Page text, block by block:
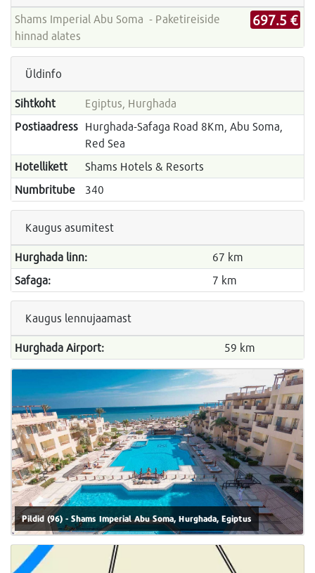
Shams Imperial Abu Soma - Paketireiside
hinnad alates
697.5 €
Üldinfo
Sihtkoht
Egiptus, Hurghada
Postiaadress Hurghada-Safaga Road 8Km, Abu Soma,
Red Sea
Hotellikett
Shams Hotels & Resorts
Numbritube
340
Kaugus asumitest
Hurghada linn:
67 km
Safaga:
7 km
Kaugus lennujaamast
Hurghada Airport: 59 km
Pildid (96) - Shams Imperial Abu Soma, Hurghada, Egiptus